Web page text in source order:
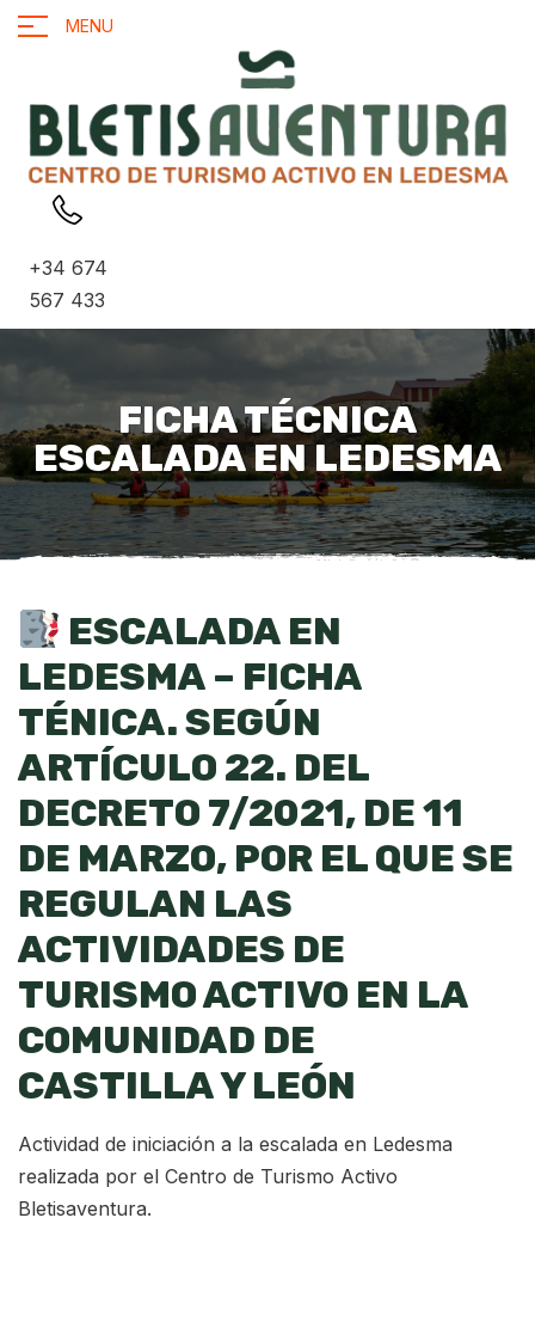
MENU
+34 674
567 433
FICHA TÉCNICA
ESCALADA EN LEDESMA
ESCALADA EN
LEDESMA – FICHA
TÉNICA. SEGÚN
ARTÍCULO 22. DEL
DECRETO 7/2021, DE 11
DE MARZO, POR EL QUE SE
REGULAN LAS
ACTIVIDADES DE
TURISMO ACTIVO EN LA
COMUNIDAD DE
CASTILLA Y LEÓN
Actividad de iniciación a la escalada en Ledesma
realizada por el Centro de Turismo Activo
Bletisaventura.